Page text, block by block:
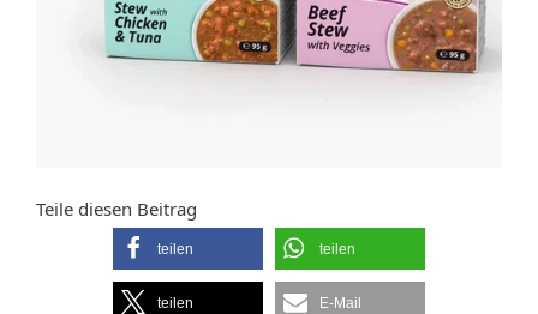
Teile diesen Beitrag
teilen teilen
teilen E-Mail